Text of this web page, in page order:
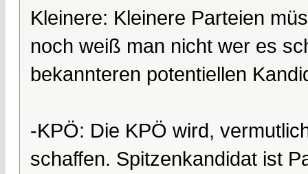
Kleinere: Kleinere Parteien
noch weiß man nicht wer es
bekannteren potentiellen
-KPÖ: Die KPÖ wird,
schaffen. Spitzenkandidat ist